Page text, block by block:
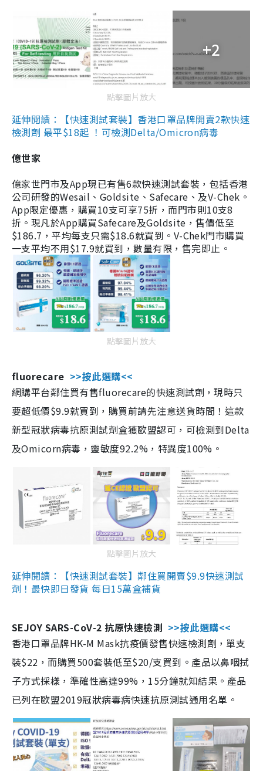
+2
點擊圖片放大
延伸閱讀：【快速測試套裝】香港口罩品牌開賣2款快速
檢測劑 最平$18起 ！可檢測Delta/Omicron病毒
億世家
億家世門市及App現已有售6款快速測試套裝，包括香港
公司研發的Wesail、Goldsite、Safecare、及V-Chek。
App限定優惠，購買10支可享75折，而門市則10支8
折。現凡於App購買Safecare及Goldsite，售價低至
$186.7，平均每支只需$18.6就買到。V-Chek門市購買
一支平均不用$17.9就買到，數量有限，售完即止。
點擊圖片放大
fluorecare >>按此選購<<
網購平台鄰住買有售fluorecare的快速測試劑，現時只
要超低價$9.9就買到，購買前請先注意送貨時間！這款
新型冠狀病毒抗原測試劑盒獲歐盟認可，可檢測到Delta
及Omicorn病毒，靈敏度92.2%，特異度100%。
點擊圖片放大
延伸閱讀：【快速測試套裝】鄰住買開賣$9.9快速測試
劑！最快即日發貨 每日15萬盒補貨
SEJOY SARS-CoV-2 抗原快速檢測 >>按此選購<<
香港口罩品牌HK-M Mask抗疫價發售快速檢測劑，單支
裝$22，而購買500套裝低至$20/支買到。產品以鼻咽拭
子方式採樣，準確性高達99%，15分鐘就知結果。產品
已列在歐盟2019冠狀病毒病快速抗原測試通用名單。